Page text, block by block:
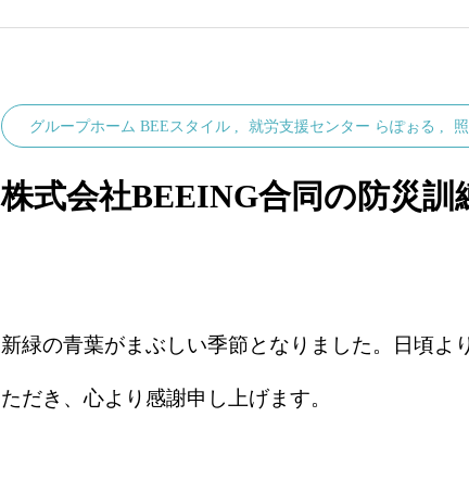
グループホーム BEEスタイル 就労支援センター らぽぉる
株式会社BEEING合同の防災訓
新緑の青葉がまぶしい季節となりました。日頃
ただき、心より感謝申し上げます。